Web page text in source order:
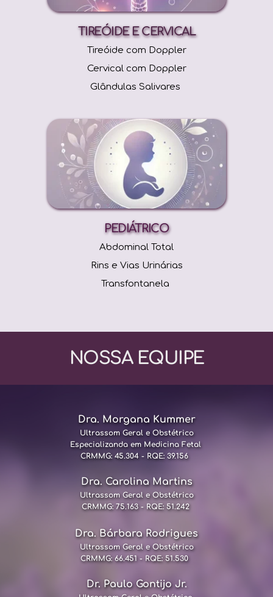
TIREÓIDE E CERVICAL
Tireóide com Doppler
Cervical com Doppler
Glândulas Salivares
PEDIÁTRICO
Abdominal Total
Rins e Vias Urinárias
Transfontanela
NOSSA EQUIPE
Dra. Morgana Kummer
Ultrassom Geral e Obstétrico
Especializanda em Medicina Fetal
CRMMG: 45.304 - RQE: 39.156
Dra. Carolina Martins
Ultrassom Geral e Obstétrico
CRMMG: 75.163 - RQE: 51.242
Dra. Bárbara Rodrigues
Ultrassom Geral e Obstétrico
CRMMG: 66.451 - RQE: 51.530
Dr. Paulo Gontijo Jr.